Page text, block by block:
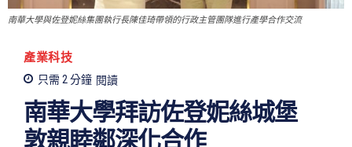
南華大學與佐登妮絲集團執行長陳佳琦帶領的行政主管團隊進行產學合作交流
產業科技
只需 2分鐘 閱讀
南華大學拜訪佐登妮絲城堡